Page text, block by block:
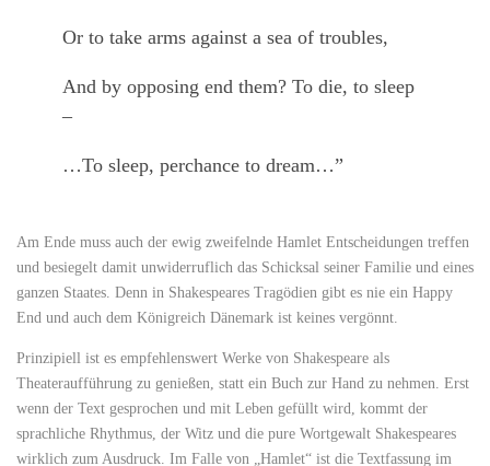
Or to take arms against a sea of troubles,
And by opposing end them? To die, to sleep
–
…To sleep, perchance to dream…”
Am Ende muss auch der ewig zweifelnde Hamlet Entscheidungen treffen
und besiegelt damit unwiderruflich das Schicksal seiner Familie und eines
ganzen Staates. Denn in Shakespeares Tragödien gibt es nie ein Happy
End und auch dem Königreich Dänemark ist keines vergönnt.
Prinzipiell ist es empfehlenswert Werke von Shakespeare als
Theateraufführung zu genießen, statt ein Buch zur Hand zu nehmen. Erst
wenn der Text gesprochen und mit Leben gefüllt wird, kommt der
sprachliche Rhythmus, der Witz und die pure Wortgewalt Shakespeares
wirklich zum Ausdruck. Im Falle von „Hamlet“ ist die Textfassung im